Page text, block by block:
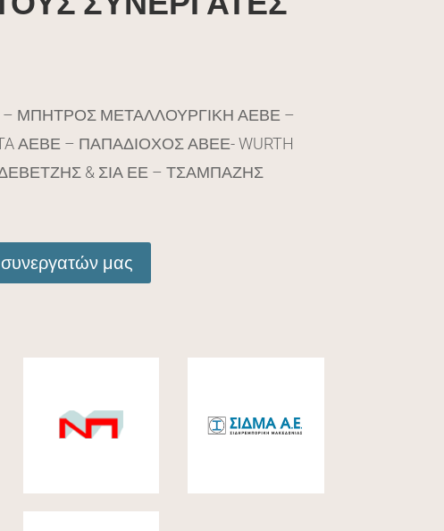
ΜΠΗΤΡΟΣ ΜΕΤΑΛΛΟΥΡΓΙΚΗ ΑΕΒΕ –
ΑΕΒΕ – ΠΑΠΑΔΙΟΧΟΣ ΑΒΕΕ- WURTH
& ΣΙΑ ΕΕ – ΤΣΑΜΠΑΖΗΣ
συνεργατών μας